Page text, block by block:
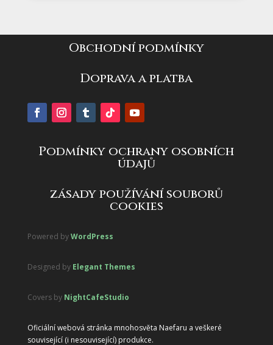
Obchodní podmínky
Doprava a platba
Podmínky ochrany osobních
údajů
zásady používání souborů
cookies
Powered byWordPress
Designed by Elegant Themes
Covers by NightCafeStudio
Oficiální webová stránka mnohosvěta Naefaru a veškeré
související (i nesouvisející) produkce.